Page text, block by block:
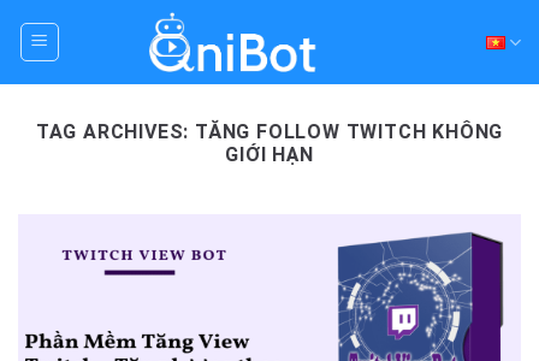
TAG ARCHIVES: TĂNG FOLLOW TWITCH KHÔNG
GIỚI HẠN